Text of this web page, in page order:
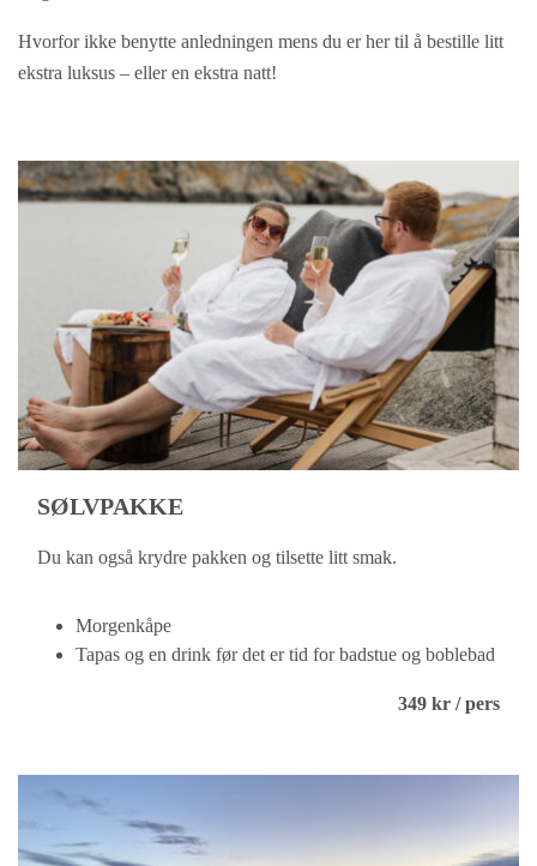
Hvorfor ikke benytte anledningen mens du er her til å bestille litt
ekstra luksus – eller en ekstra natt!
SØLVPAKKE
Du kan også krydre pakken og tilsette litt smak.
Morgenkåpe
Tapas og en drink før det er tid for badstue og boblebad
349 kr / pers